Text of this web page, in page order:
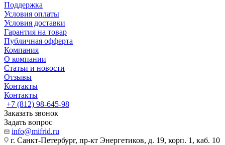
Поддержка
Условия оплаты
Условия доставки
Гарантия на товар
Публичная офферта
Компания
О компании
Статьи и новости
Отзывы
Контакты
Контакты
+7 (812) 98-645-98
Заказать звонок
Задать вопрос
info@mifrid.ru
г. Санкт-Петербург, пр-кт Энергетиков, д. 19, корп. 1, каб. 10